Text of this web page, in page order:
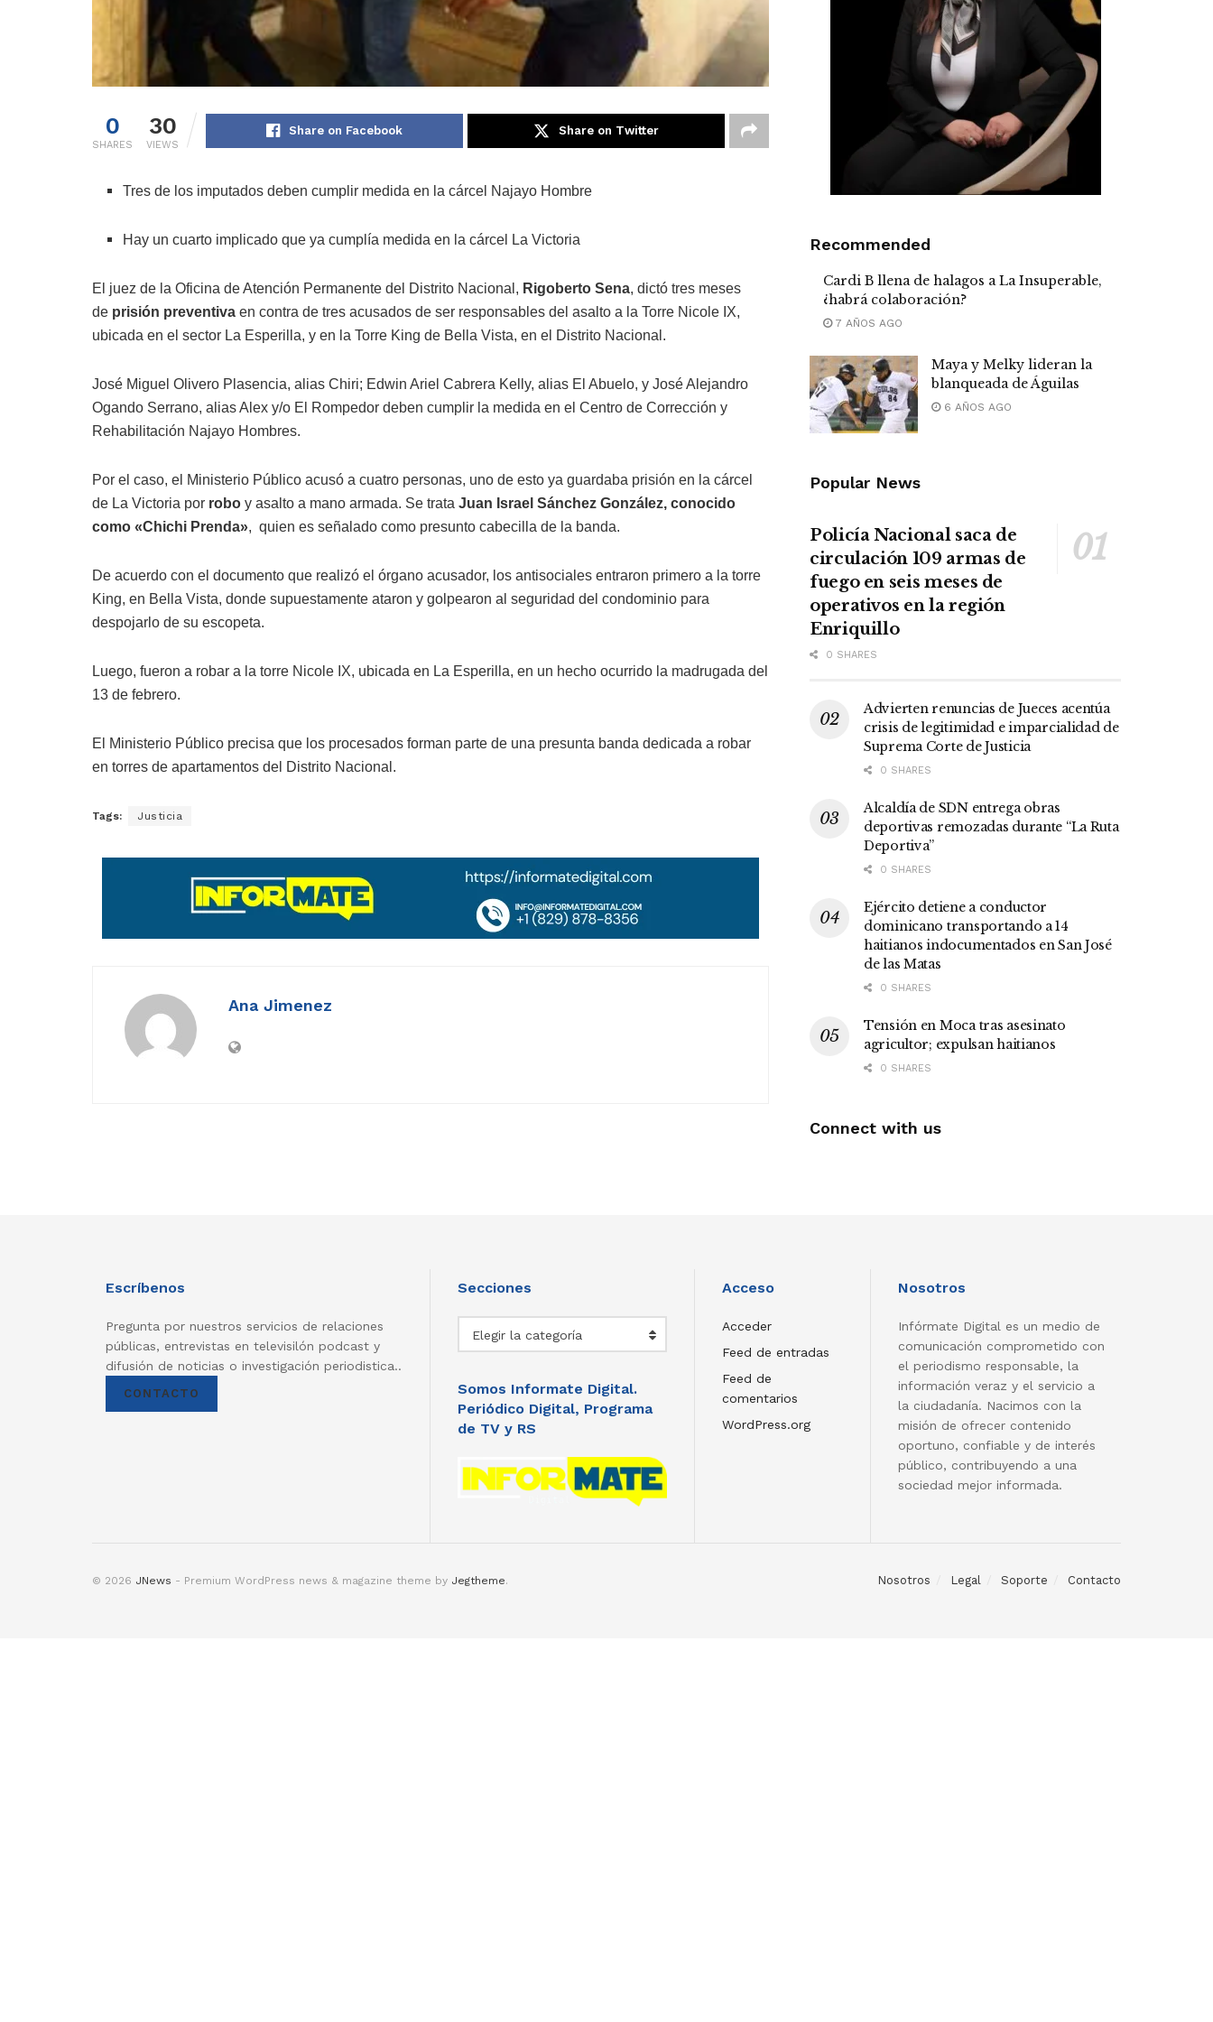
0
SHARES
30
VIEWS
Share on Facebook Share on Twitter
Tres de los imputados deben cumplir medida en la cárcel Najayo Hombre
Hay un cuarto implicado que ya cumplía medida en la cárcel La Victoria
El juez de la Oficina de Atención Permanente del Distrito Nacional, Rigoberto Sena, dictó tres meses
de prisión preventiva en contra de tres acusados de ser responsables del asalto a la Torre Nicole IX,
ubicada en el sector La Esperilla, y en la Torre King de Bella Vista, en el Distrito Nacional.
José Miguel Olivero Plasencia, alias Chiri; Edwin Ariel Cabrera Kelly, alias El Abuelo, y José Alejandro
Ogando Serrano, alias Alex y/o El Rompedor deben cumplir la medida en el Centro de Corrección y
Rehabilitación Najayo Hombres.
Por el caso, el Ministerio Público acusó a cuatro personas, uno de esto ya guardaba prisión en la cárcel
de La Victoria por robo y asalto a mano armada. Se trata Juan Israel Sánchez González, conocido
como «Chichi Prenda», quien es señalado como presunto cabecilla de la banda.
De acuerdo con el documento que realizó el órgano acusador, los antisociales entraron primero a la torre
King, en Bella Vista, donde supuestamente ataron y golpearon al seguridad del condominio para
despojarlo de su escopeta.
Luego, fueron a robar a la torre Nicole IX, ubicada en La Esperilla, en un hecho ocurrido la madrugada del
13 de febrero.
El Ministerio Público precisa que los procesados forman parte de una presunta banda dedicada a robar
en torres de apartamentos del Distrito Nacional.
Tags: Justicia
Ana Jimenez
Recommended
Cardi B llena de halagos a La Insuperable,
¿habrá colaboración?
7 AÑOS AGO
Maya y Melky lideran la
blanqueada de Águilas
6 AÑOS AGO
Popular News
Policía Nacional saca de
circulación 109 armas de
fuego en seis meses de
operativos en la región
Enriquillo
0 SHARES
Advierten renuncias de Jueces acentúa
crisis de legitimidad e imparcialidad de
Suprema Corte de Justicia
0 SHARES
Alcaldía de SDN entrega obras
deportivas remozadas durante “La Ruta
Deportiva”
0 SHARES
Ejército detiene a conductor
dominicano transportando a 14
haitianos indocumentados en San José
de las Matas
0 SHARES
Tensión en Moca tras asesinato
agricultor; expulsan haitianos
0 SHARES
Connect with us
Escríbenos
Pregunta por nuestros servicios de relaciones
públicas, entrevistas en televisilón podcast y
difusión de noticias o investigación periodistica..
CONTACTO
Secciones
Elegir la categoría
Somos Informate Digital.
Periódico Digital, Programa
de TV y RS
Acceso
Acceder
Feed de entradas
Feed de
comentarios
WordPress.org
Nosotros
Infórmate Digital es un medio de
comunicación comprometido con
el periodismo responsable, la
información veraz y el servicio a
la ciudadanía. Nacimos con la
misión de ofrecer contenido
oportuno, confiable y de interés
público, contribuyendo a una
sociedad mejor informada.
Nosotros Legal Soporte Contacto
© 2026 JNews - Premium WordPress news & magazine theme by Jegtheme.